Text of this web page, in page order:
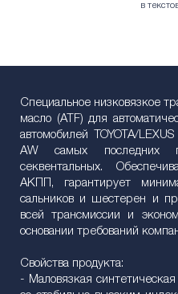
в
Специальное низковязкое
масло (ATF) для
автомобилей TOYOTA/
AW самых последних
секвентальных.
АКПП, гарантирует
сальников и шестерен и
всей трансмиссии и
основании требований
Свойства продукта:
- Маловязкая